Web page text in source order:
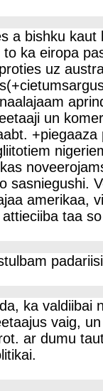
a bishku kaut
to ka eiropa
uz
un
sasniegushi.
amerikaa,
taa
ka valdiibai
vaig,
ar dumu